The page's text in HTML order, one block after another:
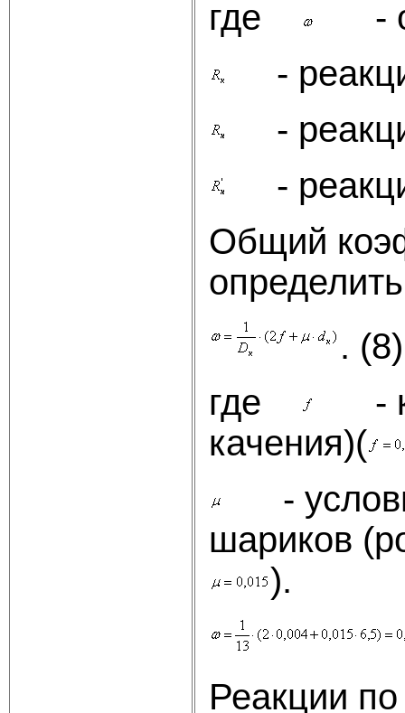
где
-
-
-
-
Общий
. (8)
где
-
качения)(
-
шариков
).
Реакции